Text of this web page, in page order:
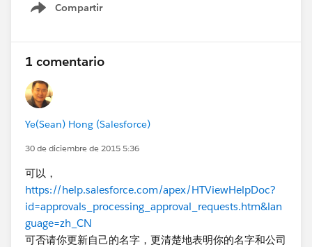
Compartir
Show menu
1 comentario
Ye(Sean) Hong (Salesforce)
30 de diciembre de 2015 5:36
可以，
https://help.salesforce.com/apex/HTViewHelpDoc?
id=approvals_processing_approval_requests.htm&lan
guage=zh_CN
可否请你更新自己的名字，更清楚地表明你的名字和公司